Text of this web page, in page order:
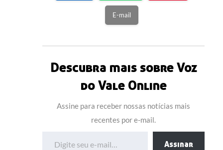
E-mail
Descubra mais sobre Voz
do Vale Online
Assine para receber nossas notícias mais
recentes por e-mail.
Assinar